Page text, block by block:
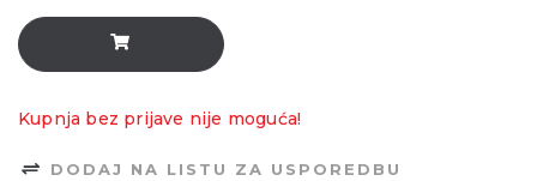
Kupnja bez prijave nije moguća!
DODAJ NA LISTU ZA USPOREDBU